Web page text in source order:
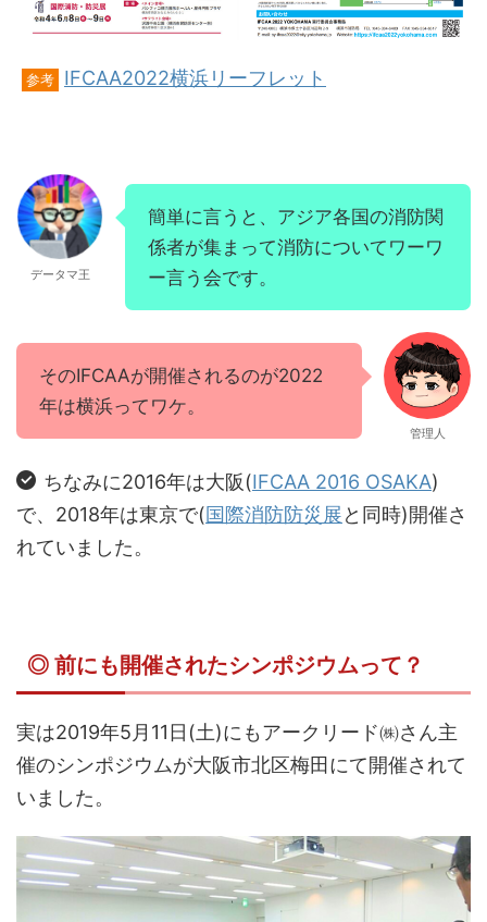
参考 IFCAA2022横浜リーフレット
データマ王
簡単に言うと、アジア各国の消防関
係者が集まって消防についてワーワ
ー言う会です。
そのIFCAAが開催されるのが2022
年は横浜ってワケ。
管理人
ちなみに2016年は大阪(IFCAA 2016 OSAKA)
で、2018年は東京で(国際消防防災展と同時)開催さ
れていました。
◎ 前にも開催されたシンポジウムって？
実は2019年5月11日(土)にもアークリード㈱さん主
催のシンポジウムが大阪市北区梅田にて開催されて
いました。